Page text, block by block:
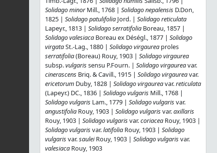
Solidago minorMill., 1768 | Solidago nepalensis D.Don,
1825 | Solidago patulifolia Jord. | Solidago reticulata
Lapeyr., 1813 | Solidago serratifolia Boreau, 1857 |
Solidago valesiaca Boreau ex Déségl., 1877 | Solidago
virgataSt.-Lag., 1880 | Solidago virgaurea proles
serratifolia(Boreau) Rouy, 1903 | Solidago virgaurea
subsp.vulgaris sensu P.Fourn. | Solidago virgaureavar.
cinerascens Briq. & Cavill., 1915 | Solidago virgaureavar.
ericetorum Duby, 1828 | Solidago virgaureavar.reticulata
(Lapeyr.) DC., 1836 | Solidago vulgaris Mill., 1768 |
Solidago vulgaris Lam., 1779 | Solidago vulgaris var.
angustifolia Rouy, 1903 | Solidago vulgaris var.axillaris
Rouy, 1903 | Solidago vulgaris var.coriacea Rouy, 1903 |
Solidago vulgaris var.latifolia Rouy, 1903 | Solidago
vulgaris var.sauleiRouy, 1903 | Solidago vulgaris var.
valesiaca Rouy, 1903